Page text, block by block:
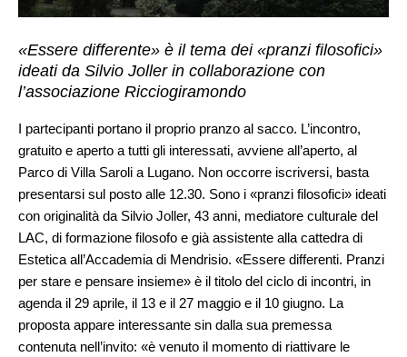
«Essere differente» è il tema dei «pranzi filosofici»
ideati da Silvio Joller in collaborazione con
l’associazione Ricciogiramondo
I partecipanti portano il proprio pranzo al sacco. L’incontro,
gratuito e aperto a tutti gli interessati, avviene all’aperto, al
Parco di Villa Saroli a Lugano. Non occorre iscriversi, basta
presentarsi sul posto alle 12.30. Sono i «pranzi filosofici» ideati
con originalità da Silvio Joller, 43 anni, mediatore culturale del
LAC, di formazione filosofo e già assistente alla cattedra di
Estetica all’Accademia di Mendrisio. «Essere differenti. Pranzi
per stare e pensare insieme» è il titolo del ciclo di incontri, in
agenda il 29 aprile, il 13 e il 27 maggio e il 10 giugno. La
proposta appare interessante sin dalla sua premessa
contenuta nell’invito: «è venuto il momento di riattivare le